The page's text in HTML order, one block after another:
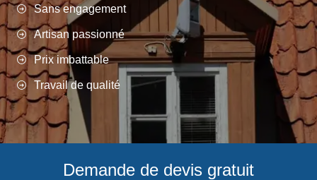
Sans engagement
Artisan passionné
Prix imbattable
Travail de qualité
Demande de devis gratuit